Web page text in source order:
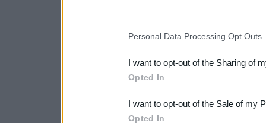
Downstream Participants
third parties.
Please note that this
Personal Data Processing Opt Outs
I want to opt-out of the Sharing of
Opted In
I want to opt-out of the Sale of my
Opted In